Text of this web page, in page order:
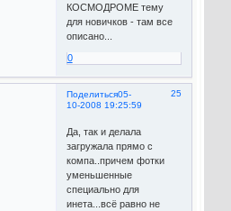
КОСМОДРОМЕ тему
для новичков - там все
описано...
0
Поделиться 25
05-
10-2008 19:25:59
Да, так и делала
загружала прямо с
компа..причем фотки
уменьшенные
специально для
инета...всё равно не